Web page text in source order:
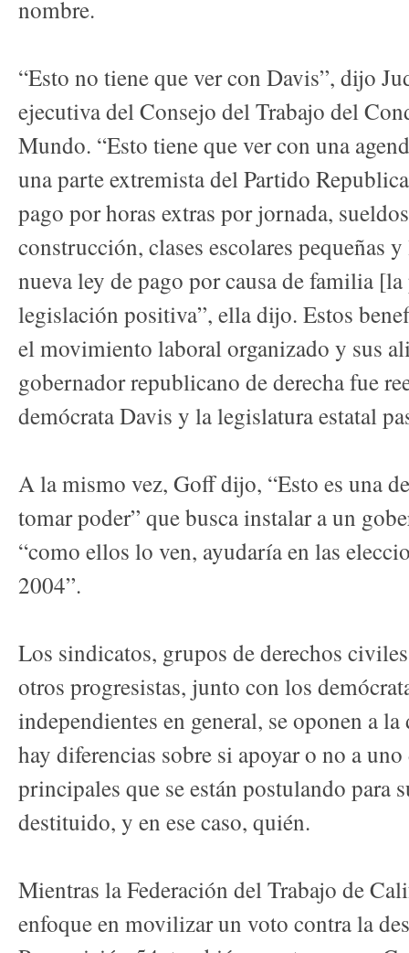
nombre.
“Esto no tiene que ver con Davis”, dijo
ejecutiva del Consejo del Trabajo del
Mundo. “Esto tiene que ver con una
una parte extremista del Partido
pago por horas extras por jornada,
construcción, clases escolares pequeñas
nueva ley de pago por causa de familia
legislación positiva”, ella dijo. Estos
el movimiento laboral organizado y sus
gobernador republicano de derecha fue
demócrata Davis y la legislatura estatal
A la mismo vez, Goff dijo, “Esto es una
tomar poder” que busca instalar a un
“como ellos lo ven, ayudaría en las
2004”.
Los sindicatos, grupos de derechos
otros progresistas, junto con los
independientes en general, se oponen a
hay diferencias sobre si apoyar o no a
principales que se están postulando para
destituido, y en ese caso, quién.
Mientras la Federación del Trabajo de
enfoque en movilizar un voto contra la